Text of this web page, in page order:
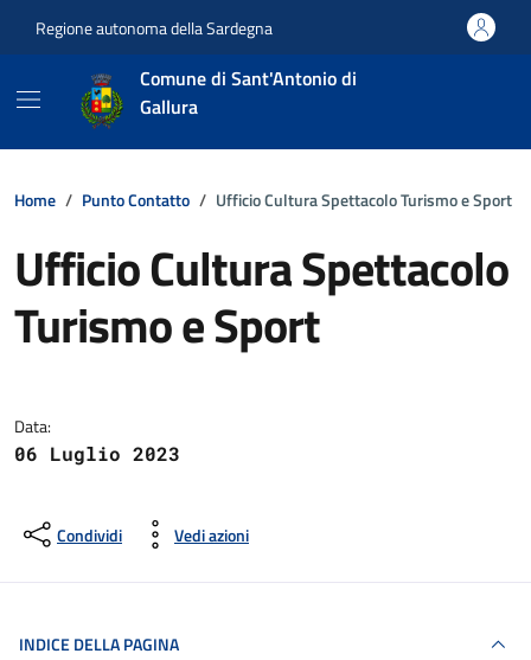
Regione autonoma della Sardegna
Comune di Sant'Antonio di
Gallura
Home Punto Contatto Ufficio Cultura Spettacolo Turismo e Sport
Ufficio Cultura Spettacolo
Turismo e Sport
Data:
06 Luglio 2023
Condividi Vedi azioni
INDICE DELLA PAGINA